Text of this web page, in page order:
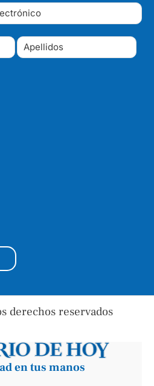
derechos reservados
en tus manos